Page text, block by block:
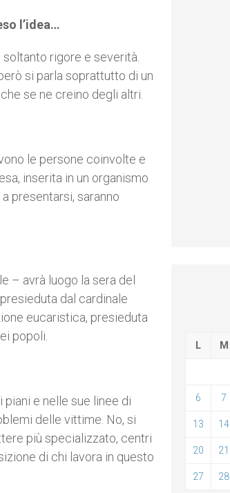
l’idea…
rigore e severità.
si parla soprattutto di un
se ne creino degli altri.
le persone coinvolte e
inserita in un organismo
presentarsi, saranno
– avrà luogo la sera del
dal cardinale
eucaristica, presieduta
popoli.
e nelle sue linee di
delle vittime. No, si
più specializzato, centri
di chi lavora in questo
L M
6 7
13 14
20 21
27 28